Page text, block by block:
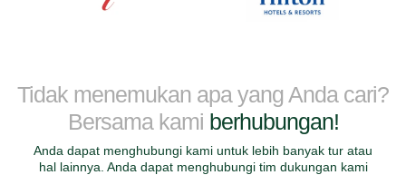
Tidak menemukan apa yang Anda cari?
Bersama kami berhubungan!
Anda dapat menghubungi kami untuk lebih banyak tur atau
hal lainnya. Anda dapat menghubungi tim dukungan kami